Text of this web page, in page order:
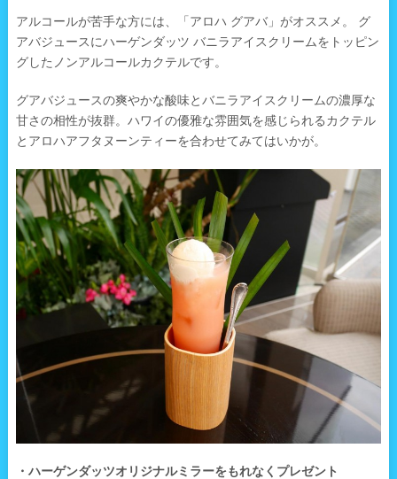
アルコールが苦手な方には、「アロハ グアバ」がオススメ。 グ
アバジュースにハーゲンダッツ バニラアイスクリームをトッピン
グしたノンアルコールカクテルです。
グアバジュースの爽やかな酸味とバニラアイスクリームの濃厚な
甘さの相性が抜群。ハワイの優雅な雰囲気を感じられるカクテル
とアロハアフタヌーンティーを合わせてみてはいかが。
・ハーゲンダッツオリジナルミラーをもれなくプレゼント